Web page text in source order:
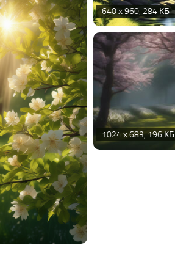
640 х 960, 284 КБ
1024 х 683, 196 КБ